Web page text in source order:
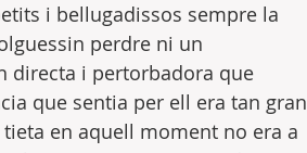
i bellugadissos sempre la
perdre ni un
directa i pertorbadora que
que sentia per ell era tan gran
en aquell moment no era a